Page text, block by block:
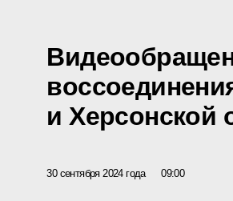
и Херсонской
30 сентября 2024 года 09:00